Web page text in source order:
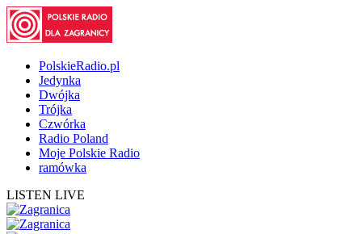
PolskieRadio.pl
Jedynka
Dwójka
Trójka
Czwórka
Radio Poland
Moje Polskie Radio
ramówka
LISTEN LIVE